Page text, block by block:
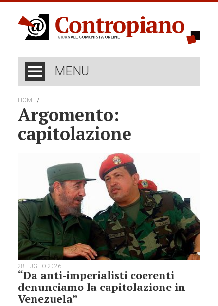
MENU
HOME /
Argomento:
capitolazione
28 LUGLIO 2026
“Da anti-imperialisti coerenti
denunciamo la capitolazione in
Venezuela”